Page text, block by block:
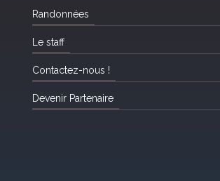
Randonnées
Le staff
Contactez-nous !
Devenir Partenaire